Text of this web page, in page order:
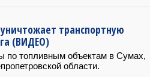
транспортную
(ВИДЕО)
по топливным объектам в Сумах,
области.